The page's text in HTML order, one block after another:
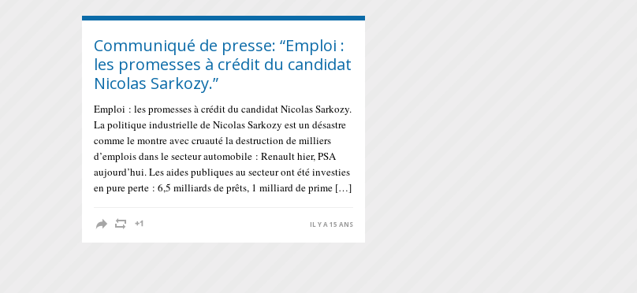
Communiqué de presse: “Emploi :
les promesses à crédit du candidat
Nicolas Sarkozy.”
Emploi : les promesses à crédit du candidat Nicolas Sarkozy.
La politique industrielle de Nicolas Sarkozy est un désastre
comme le montre avec cruauté la destruction de milliers
d’emplois dans le secteur automobile : Renault hier, PSA
aujourd’hui. Les aides publiques au secteur ont été investies
en pure perte : 6,5 milliards de prêts, 1 milliard de prime […]
IL Y A 15 ANS